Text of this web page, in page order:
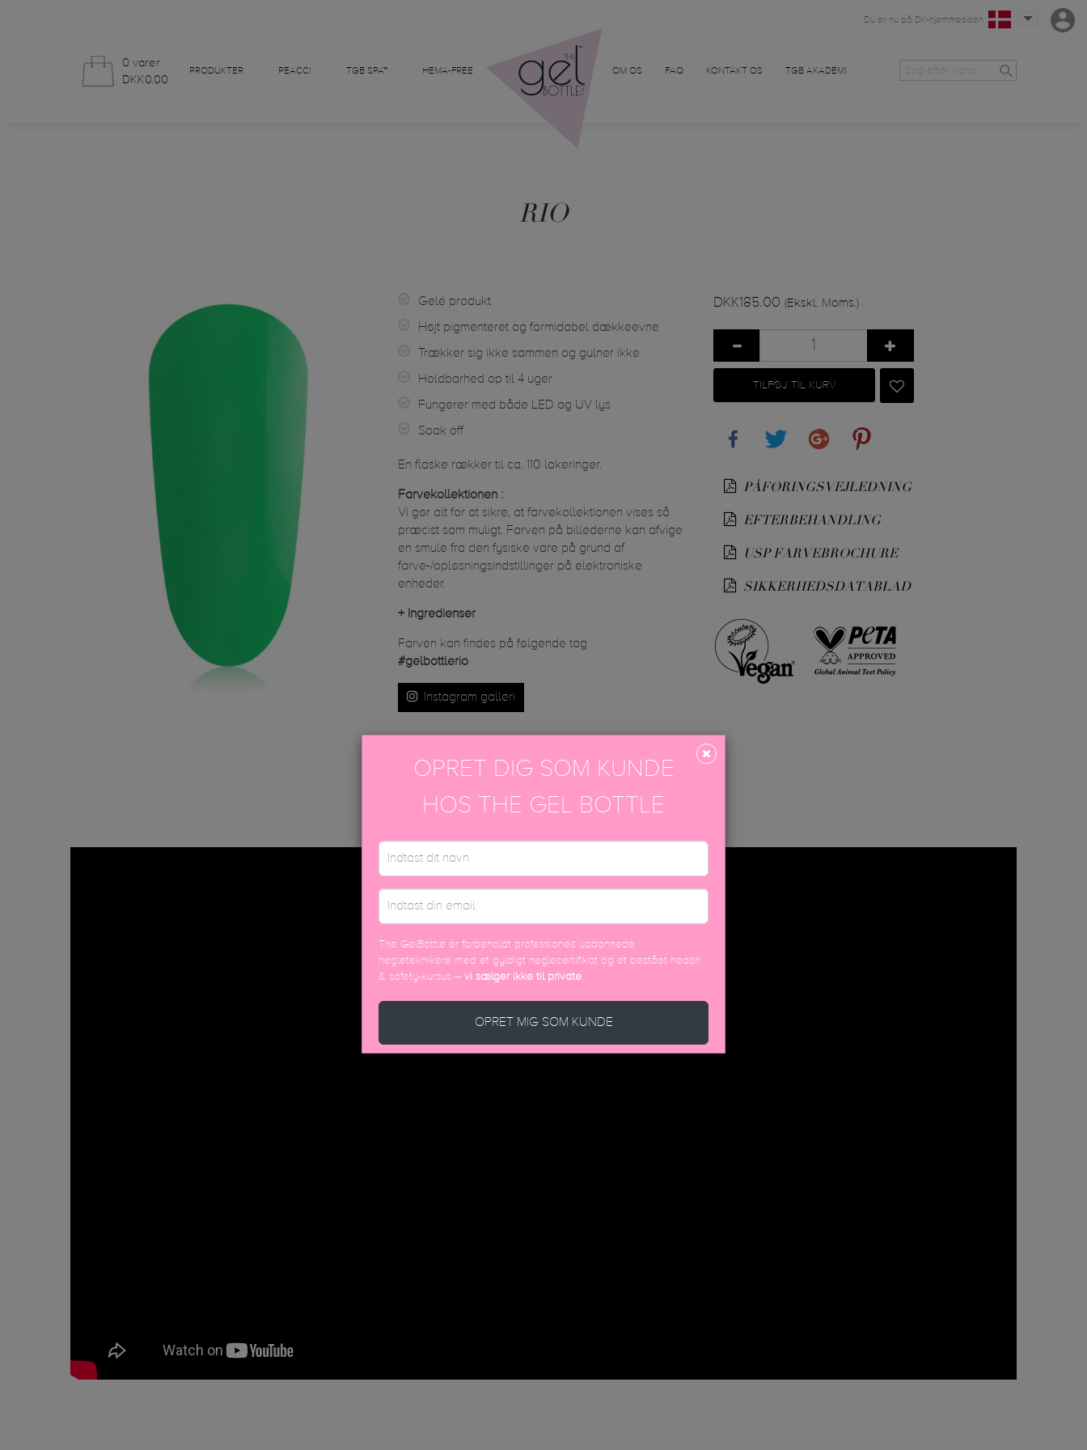
0 varer
DKK0.00
PRODUKTER PEACCI TGB SPA™ HEMA-FREE OM OS FAQ KONTAKT OS TGB AKADEMI
Du er nu på DK-hjemmesiden
RIO
Gelé produkt
Højt pigmenteret og formidabel dækkeevne
Trækker sig ikke sammen og gulner ikke
Holdbarhed op til 4 uger
Fungerer med både LED og UV lys
Soak off
En flaske rækker til ca. 110 lakeringer.
Farvekollektionen :
Vi gør alt for at sikre, at farvekollektionen vises så
præcist som muligt. Farven på billederne kan afvige
en smule fra den fysiske vare på grund af
farve-/opløsningsindstillinger på elektroniske
enheder.
+ Ingredienser
Farven kan findes på følgende tag
#gelbottlerio
Instagram galleri
DKK185.00 (Ekskl. Moms.)
TILFØJ TIL KURV
PÅFØRINGSVEJLEDNING
EFTERBEHANDLING
USP FARVEBROCHURE
SIKKERHEDSDATABLAD
DISCOVER MORE
OPRET DIG SOM KUNDE
HOS THE GEL BOTTLE
The GelBottle er forbeholdt professionelt uddannede
negleteknikere med et gyldigt neglecertifikat og et bestået health
& safety-kursus – vi sælger ikke til private.
OPRET MIG SOM KUNDE